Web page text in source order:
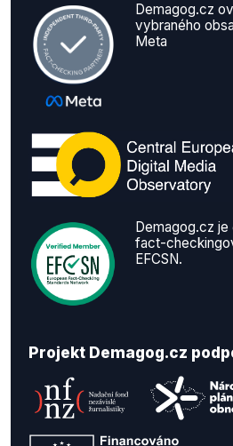
Demagog.cz
vybraného
Meta
Demagog.cz
fact-
EFCSN.
Projekt Demagog.cz